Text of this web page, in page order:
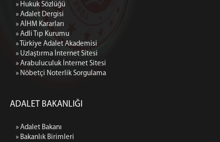
» Hukuk Sözlüğü
» Adalet Dergisi
» AİHM Kararları
» Adli Tıp Kurumu
» Türkiye Adalet Akademisi
» Uzlaştırma İnternet Sitesi
» Arabuluculuk İnternet Sitesi
» Nöbetçi Noterlik Sorgulama
ADALET BAKANLIĞI
» Adalet Bakanı
» Bakanlık Birimleri